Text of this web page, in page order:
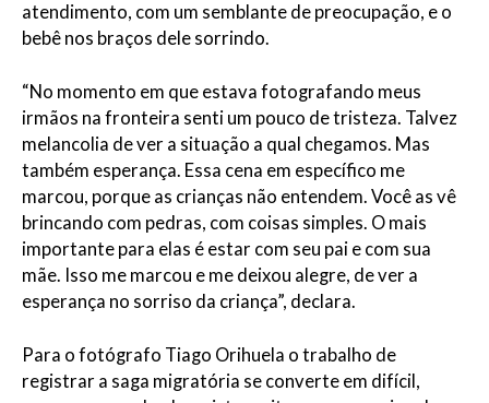
atendimento, com um semblante de preocupação, e o
bebê nos braços dele sorrindo.
“No momento em que estava fotografando meus
irmãos na fronteira senti um pouco de tristeza. Talvez
melancolia de ver a situação a qual chegamos. Mas
também esperança. Essa cena em específico me
marcou, porque as crianças não entendem. Você as vê
brincando com pedras, com coisas simples. O mais
importante para elas é estar com seu pai e com sua
mãe. Isso me marcou e me deixou alegre, de ver a
esperança no sorriso da criança”, declara.
Para o fotógrafo Tiago Orihuela o trabalho de
registrar a saga migratória se converte em difícil,